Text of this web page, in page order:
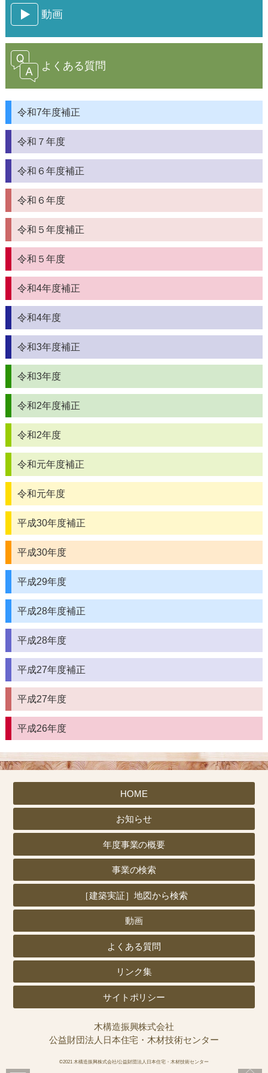
動画
よくある質問
令和7年度補正
令和７年度
令和６年度補正
令和６年度
令和５年度補正
令和５年度
令和4年度補正
令和4年度
令和3年度補正
令和3年度
令和2年度補正
令和2年度
令和元年度補正
令和元年度
平成30年度補正
平成30年度
平成29年度
平成28年度補正
平成28年度
平成27年度補正
平成27年度
平成26年度
HOME
お知らせ
年度事業の概要
事業の検索
［建築実証］地図から検索
動画
よくある質問
リンク集
サイトポリシー
木構造振興株式会社
公益財団法人日本住宅・木材技術センター
©2021 木構造振興株式会社/公益財団法人日本住宅・木材技術センター